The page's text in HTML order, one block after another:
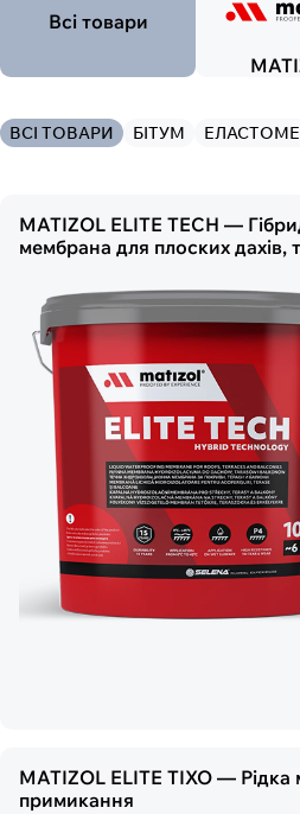
Зв’язатись
Всі товари
ВСІ ТОВАРИ БІТУМ
MATIZOL ELITE TECH —
мембрана для плоских дахів,
MATIZOL ELITE TIXO — Рідка
примикання